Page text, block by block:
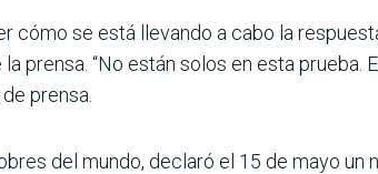
cómo se está llevando a cabo la
“No están solos en esta prueba.
prensa.
del mundo, declaró el 15 de mayo un